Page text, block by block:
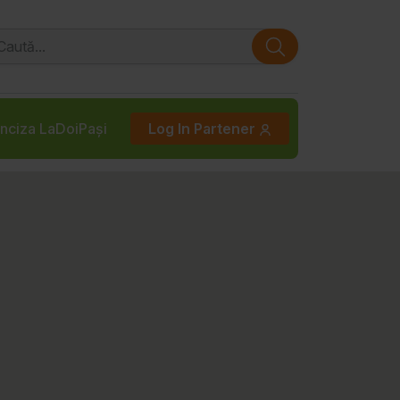
LaDoiPași Log In Partener